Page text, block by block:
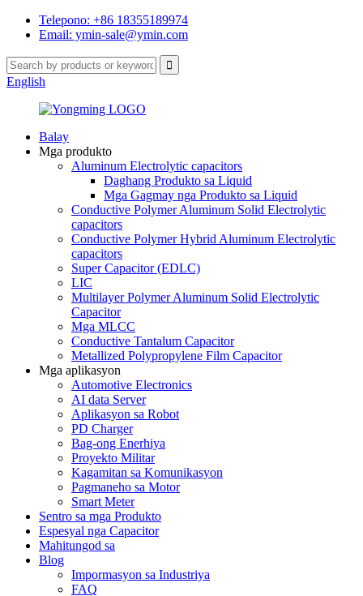
Telepono: +86 18355189974
Email: ymin-sale@ymin.com
English
Balay
Mga produkto
Aluminum Electrolytic capacitors
Daghang Produkto sa Liquid
Mga Gagmay nga Produkto sa Liquid
Conductive Polymer Aluminum Solid Electrolytic
capacitors
Conductive Polymer Hybrid Aluminum Electrolytic
capacitors
Super Capacitor (EDLC)
LIC
Multilayer Polymer Aluminum Solid Electrolytic
Capacitor
Mga MLCC
Conductive Tantalum Capacitor
Metallized Polypropylene Film Capacitor
Mga aplikasyon
Automotive Electronics
AI data Server
Aplikasyon sa Robot
PD Charger
Bag-ong Enerhiya
Proyekto Militar
Kagamitan sa Komunikasyon
Pagmaneho sa Motor
Smart Meter
Sentro sa mga Produkto
Espesyal nga Capacitor
Mahitungod sa
Blog
Impormasyon sa Industriya
FAQ